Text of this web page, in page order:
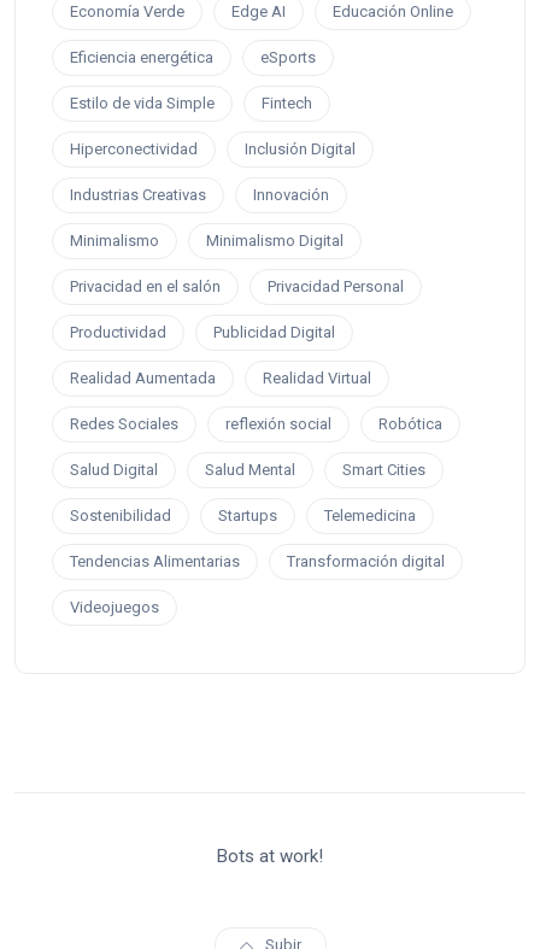
Economía Verde Edge AI Educación Online
Eficiencia energética eSports
Estilo de vida Simple Fintech
Hiperconectividad Inclusión Digital
Industrias Creativas Innovación
Minimalismo Minimalismo Digital
Privacidad en el salón Privacidad Personal
Productividad Publicidad Digital
Realidad Aumentada Realidad Virtual
Redes Sociales reflexión social Robótica
Salud Digital Salud Mental Smart Cities
Sostenibilidad Startups Telemedicina
Tendencias Alimentarias Transformación digital
Videojuegos
Bots at work!
Subir